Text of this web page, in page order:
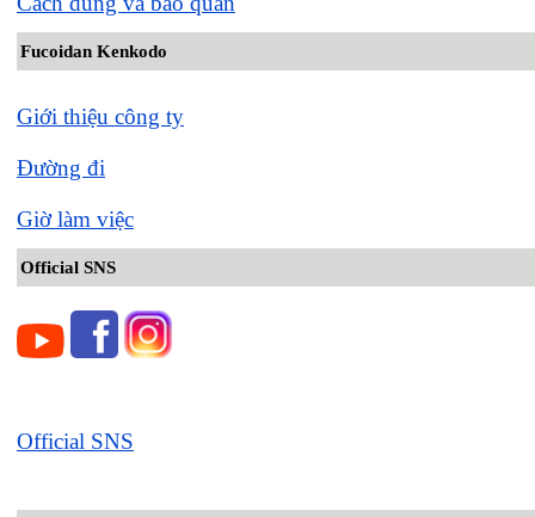
Fucoidan Kenkodo
Giới thiệu công ty
Đường đi
Giờ làm việc
Official SNS
Official SNS